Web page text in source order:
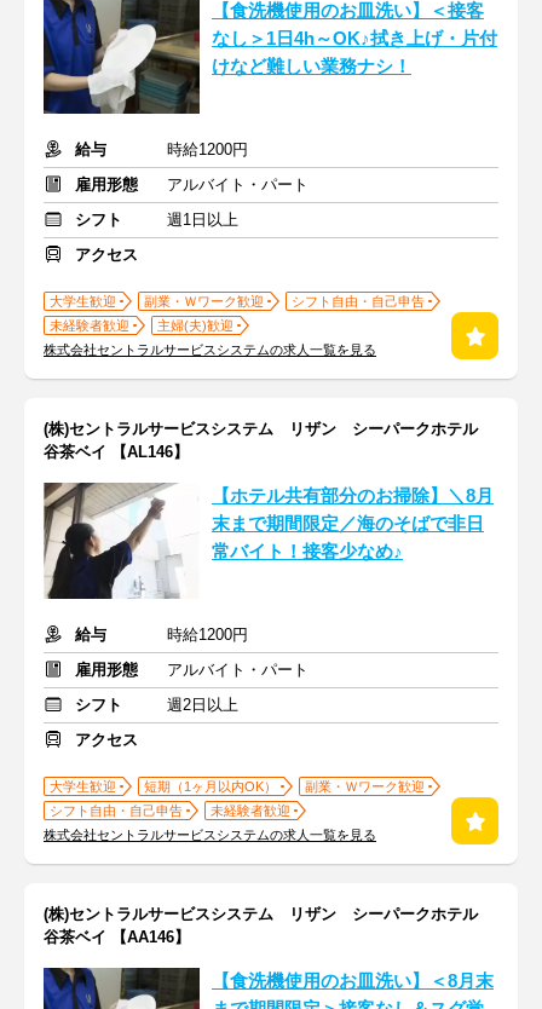
【食洗機使用のお皿洗い】＜接客
なし＞1日4h～OK♪拭き上げ・片付
けなど難しい業務ナシ！
給与
時給1200円
雇用形態
アルバイト・パート
シフト
週1日以上
アクセス
大学生歓迎 副業・Ｗワーク歓迎
シフト自由・自己申告
未経験者歓迎
主婦(夫)歓迎
株式会社セントラルサービスシステムの求人一覧を見る
(株)セントラルサービスシステム リザン シーパークホテル
谷茶ベイ 【AL146】
【ホテル共有部分のお掃除】＼8月
末まで期間限定／海のそばで非日
常バイト！接客少なめ♪
給与
時給1200円
雇用形態
アルバイト・パート
シフト
週2日以上
アクセス
大学生歓迎 短期（1ヶ月以内OK）
副業・Ｗワーク歓迎
シフト自由・自己申告
未経験者歓迎
株式会社セントラルサービスシステムの求人一覧を見る
(株)セントラルサービスシステム リザン シーパークホテル
谷茶ベイ 【AA146】
【食洗機使用のお皿洗い】＜8月末